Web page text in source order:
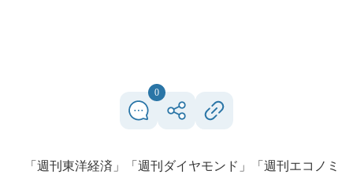
0
「週刊東洋経済」「週刊ダイヤモンド」「週刊エコノミ